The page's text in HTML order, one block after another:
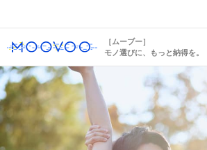
［ムーブー］
モノ選びに、もっと納得を。